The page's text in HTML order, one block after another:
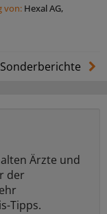
von: Hexal AG,
Ärzte und
der
Tipps.